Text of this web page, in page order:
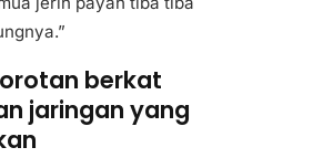
berkat
jaringan yang